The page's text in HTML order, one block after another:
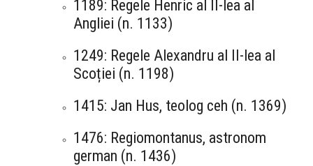
1189: Regele Henric al II-lea al
Angliei (n. 1133)
1249: Regele Alexandru al II-lea al
Scoției (n. 1198)
1415: Jan Hus, teolog ceh (n. 1369)
1476: Regiomontanus, astronom
german (n. 1436)